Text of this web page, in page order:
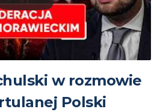
w rozmowie
Polski